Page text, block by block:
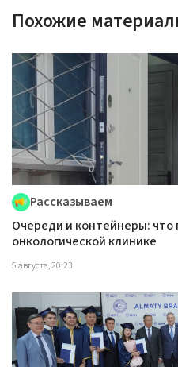
Похожие
Рассказываем
Очереди и контейнеры: что
онкологической клинике
5 августа, 20:23